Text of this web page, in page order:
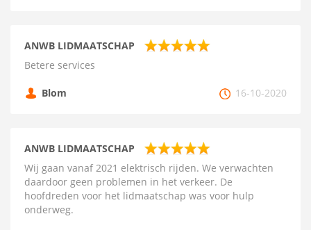
ANWB LIDMAATSCHAP
Betere services
Blom 16-10-2020
ANWB LIDMAATSCHAP
Wij gaan vanaf 2021 elektrisch rijden. We verwachten
daardoor geen problemen in het verkeer. De
hoofdreden voor het lidmaatschap was voor hulp
onderweg.